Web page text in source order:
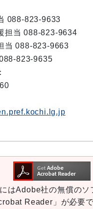
088-823-9633
担当 088-823-9634
当 088-823-9663
823-9635
はAdobe社の無償のソ
Reader」が必要